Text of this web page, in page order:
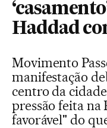
Haddad
Movimento
manifestação
centro da
pressão feita na
favorável" do